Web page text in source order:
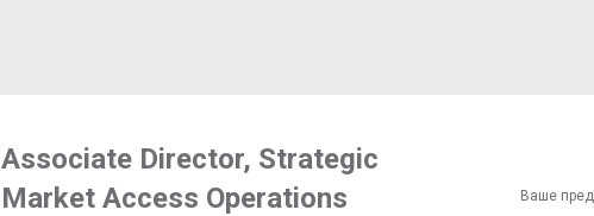
Ваше
Associate Director, Strategic
Market Access Operations